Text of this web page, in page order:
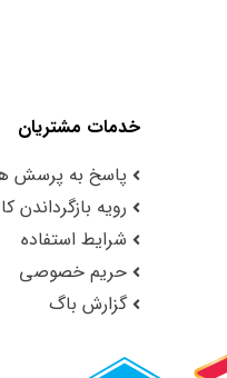
خدمات مشتریان
پاسخ به پرسش
رویه بازگرداندن
شرایط استفاده
حریم خصوصی
گزارش باگ